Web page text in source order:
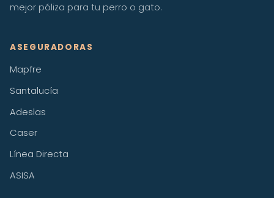
mejor póliza para tu perro o gato.
ASEGURADORAS
Mapfre
Santalucía
Adeslas
Caser
Línea Directa
ASISA